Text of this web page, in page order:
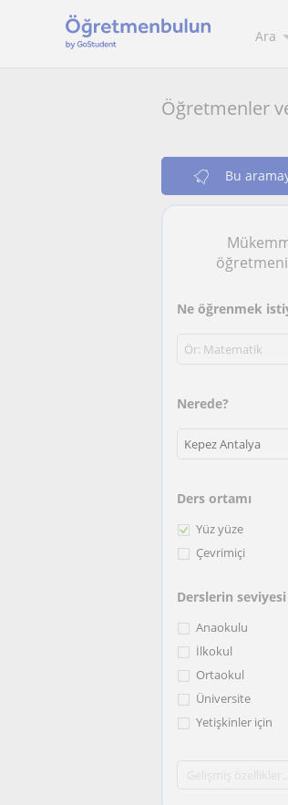
Ara
Öğretmenler
Bu
Ne öğrenmek
Nerede?
Ders ortamı
Yüz yüze
Çevrimiçi
Derslerin seviyesi
Anaokulu
İlkokul
Ortaokul
Üniversite
Yetişkinler için